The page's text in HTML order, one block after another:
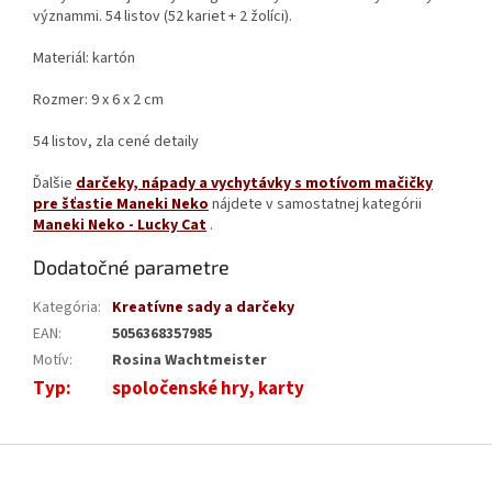
význammi. 54 listov (52 kariet + 2 žolíci).
Materiál: kartón
Rozmer: 9 x 6 x 2 cm
54 listov, zla cené detaily
Ďalšie darčeky, nápady a vychytávky s motívom mačičky
pre šťastie Maneki Nekonájdete v samostatnej kategórii
Maneki Neko - Lucky Cat .
Dodatočné parametre
Kategória: Kreatívne sady a darčeky
EAN:
5056368357985
Motív: Rosina Wachtmeister
Typ: spoločenské hry, karty